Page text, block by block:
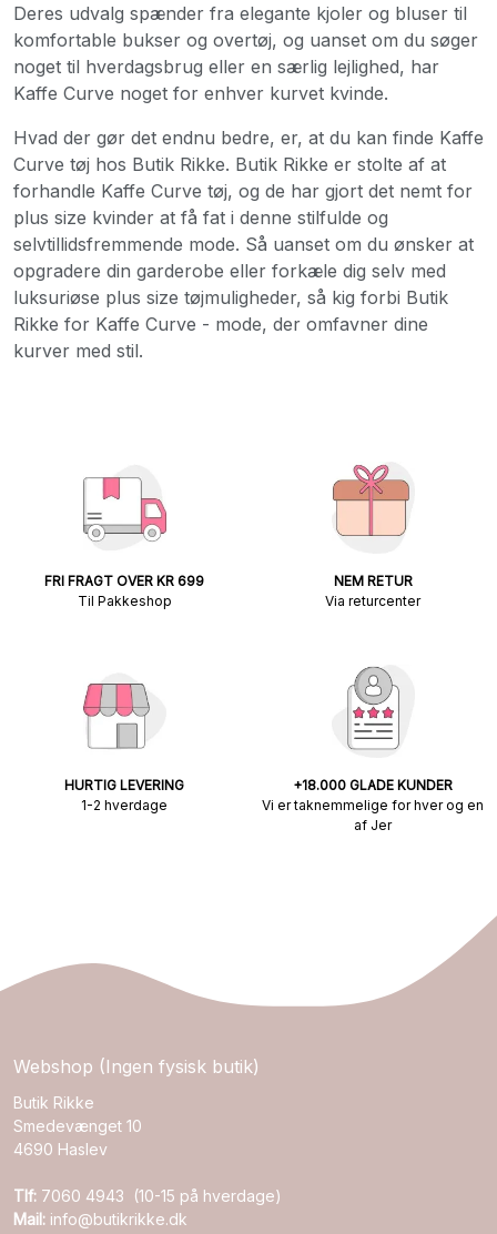
Deres udvalg spænder fra elegante kjoler og bluser til
komfortable bukser og overtøj, og uanset om du søger
noget til hverdagsbrug eller en særlig lejlighed, har
Kaffe Curve noget for enhver kurvet kvinde.
Hvad der gør det endnu bedre, er, at du kan finde Kaffe
Curve tøj hos Butik Rikke. Butik Rikke er stolte af at
forhandle Kaffe Curve tøj, og de har gjort det nemt for
plus size kvinder at få fat i denne stilfulde og
selvtillidsfremmende mode. Så uanset om du ønsker at
opgradere din garderobe eller forkæle dig selv med
luksuriøse plus size tøjmuligheder, så kig forbi Butik
Rikke for Kaffe Curve - mode, der omfavner dine
kurver med stil.
FRI FRAGT OVER KR 699
Til Pakkeshop
NEM RETUR
Via returcenter
HURTIG LEVERING
1-2 hverdage
+18.000 GLADE KUNDER
Vi er taknemmelige for hver og en
af Jer
Webshop (Ingen fysisk butik)
Butik Rikke
Smedevænget 10
4690 Haslev
Tlf: 7060 4943 (10-15 på hverdage)
Mail: info@butikrikke.dk